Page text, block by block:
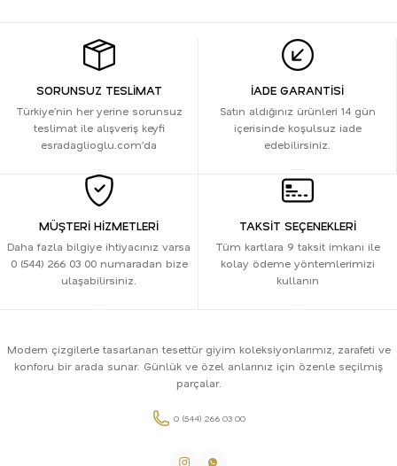
SORUNSUZ TESLİMAT
Türkiye’nin her yerine sorunsuz
teslimat ile alışveriş keyfi
esradaglioglu.com’da
İADE GARANTİSİ
Satın aldığınız ürünleri 14 gün
içerisinde koşulsuz iade
edebilirsiniz.
MÜŞTERİ HİZMETLERİ
Daha fazla bilgiye ihtiyacınız varsa
0 (544) 266 03 00 numaradan bize
ulaşabilirsiniz.
TAKSİT SEÇENEKLERİ
Tüm kartlara 9 taksit imkanı ile
kolay ödeme yöntemlerimizi
kullanın
Modern çizgilerle tasarlanan tesettür giyim koleksiyonlarımız, zarafeti ve
konforu bir arada sunar. Günlük ve özel anlarınız için özenle seçilmiş
parçalar.
0 (544) 266 03 00